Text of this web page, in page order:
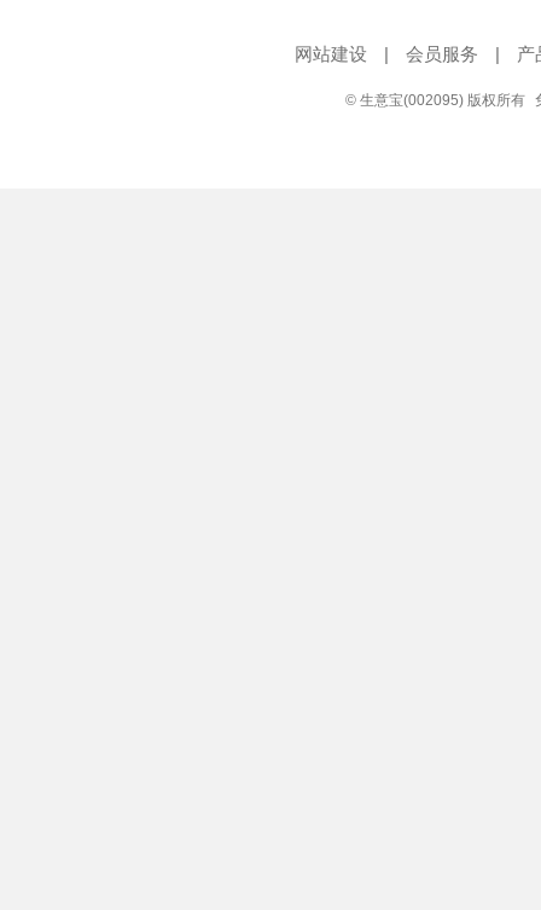
网站建设 | 会员服务 | 产
© 生意宝(002095) 版权所有